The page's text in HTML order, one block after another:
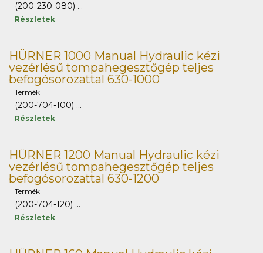
(200-230-080) ...
Részletek
HÜRNER 1000 Manual Hydraulic kézi
vezérlésű tompahegesztőgép teljes
befogósorozattal 630-1000
Termék
(200-704-100) ...
Részletek
HÜRNER 1200 Manual Hydraulic kézi
vezérlésű tompahegesztőgép teljes
befogósorozattal 630-1200
Termék
(200-704-120) ...
Részletek